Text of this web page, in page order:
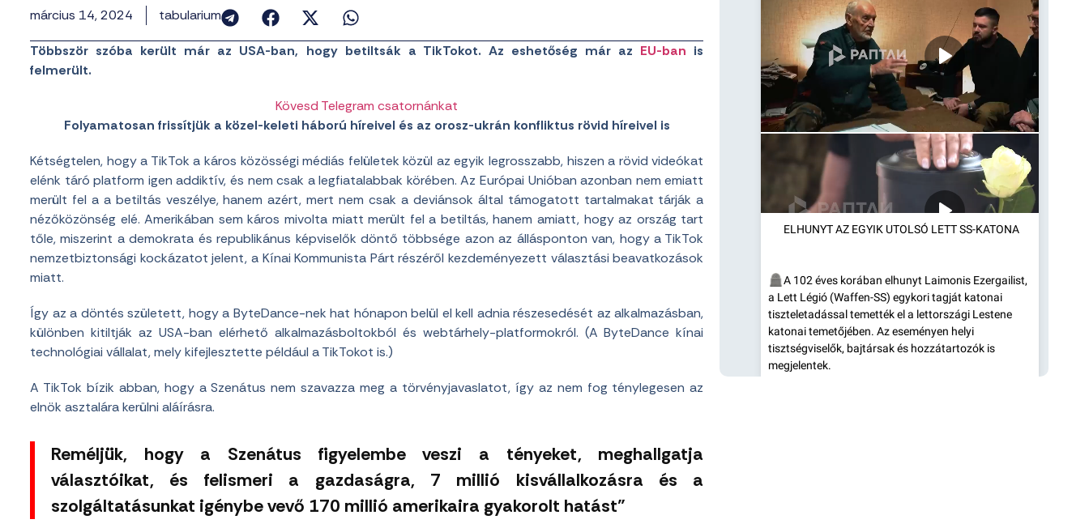
március 14, 2024 tabularium
Többször szóba került már az USA-ban, hogy betiltsák a TikTokot. Az eshetőség már az EU-ban is
felmerült.
Kövesd Telegram csatornánkat
Folyamatosan frissítjük a közel-keleti háború híreivel és az orosz-ukrán konfliktus rövid híreivel is
Kétségtelen, hogy a TikTok a káros közösségi médiás felületek közül az egyik legrosszabb, hiszen a rövid videókat
elénk táró platform igen addiktív, és nem csak a legfiatalabbak körében. Az Európai Unióban azonban nem emiatt
merült fel a a betiltás veszélye, hanem azért, mert nem csak a deviánsok által támogatott tartalmakat tárják a
nézőközönség elé. Amerikában sem káros mivolta miatt merült fel a betiltás, hanem amiatt, hogy az ország tart
tőle, miszerint a demokrata és republikánus képviselők döntő többsége azon az állásponton van, hogy a TikTok
nemzetbiztonsági kockázatot jelent, a Kínai Kommunista Párt részéről kezdeményezett választási beavatkozások
miatt.
Így az a döntés született, hogy a ByteDance-nek hat hónapon belül el kell adnia részesedését az alkalmazásban,
különben kitiltják az USA-ban elérhető alkalmazásboltokból és webtárhely-platformokról. (A ByteDance kínai
technológiai vállalat, mely kifejlesztette például a TikTokot is.)
A TikTok bízik abban, hogy a Szenátus nem szavazza meg a törvényjavaslatot, így az nem fog ténylegesen az
elnök asztalára kerülni aláírásra.
Reméljük, hogy a Szenátus figyelembe veszi a tényeket, meghallgatja
választóikat, és felismeri a gazdaságra, 7 millió kisvállalkozásra és a
szolgáltatásunkat igénybe vevő 170 millió amerikaira gyakorolt hatást”